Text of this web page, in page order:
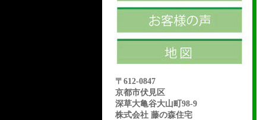
〒612-0847
京都市伏見区
深草大亀谷大山町98-9
株式会社 藤の森住宅